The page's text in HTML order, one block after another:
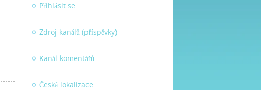
Přihlásit se
Zdroj kanálů (příspěvky)
Kanál komentářů
Česká lokalizace